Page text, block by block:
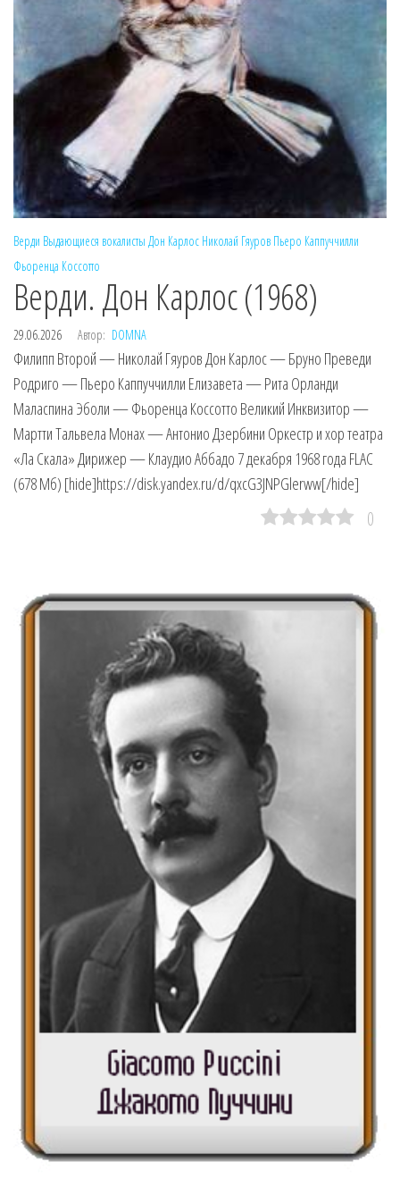
Верди Выдающиеся вокалисты Дон Карлос Николай Гяуров Пьеро Каппуччилли
Фьоренца Коссотто
Верди. Дон Карлос (1968)
29.06.2026 Автор: DOMNA
Филипп Второй — Николай Гяуров Дон Карлос — Бруно Преведи
Родриго — Пьеро Каппуччилли Елизавета — Рита Орланди
Маласпина Эболи — Фьоренца Коссотто Великий Инквизитор —
Мартти Тальвела Монах — Антонио Дзербини Оркестр и хор театра
«Ла Скала» Дирижер — Клаудио Аббадо 7 декабря 1968 года FLAC
(678 Мб) [hide]https://disk.yandex.ru/d/qxcG3JNPGlerww[/hide]
0